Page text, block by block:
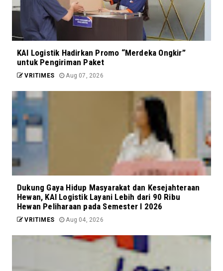
KAI Logistik Hadirkan Promo “Merdeka Ongkir”
untuk Pengiriman Paket
VRITIMES Aug 07, 2026
Dukung Gaya Hidup Masyarakat dan Kesejahteraan
Hewan, KAI Logistik Layani Lebih dari 90 Ribu
Hewan Peliharaan pada Semester I 2026
VRITIMES Aug 04, 2026